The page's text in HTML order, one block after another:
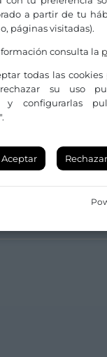
a partir de tu
páginas visitadas).
consulta la
todas las
rechazar su uso
y configurarlas
Aceptar Rechazar